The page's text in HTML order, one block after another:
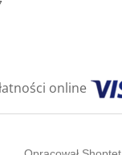
online